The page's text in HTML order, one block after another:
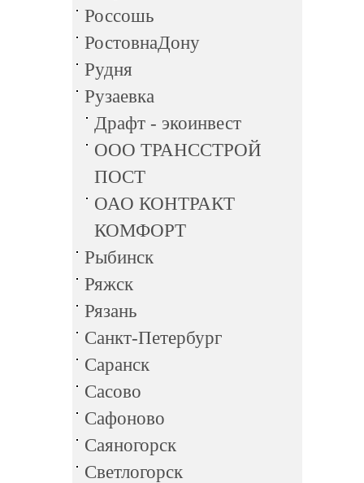
Россошь
РостовнаДону
Рудня
Рузаевка
Драфт - экоинвест
ООО ТРАНССТРОЙ
ПОСТ
ОАО КОНТРАКТ
КОМФОРТ
Рыбинск
Ряжск
Рязань
Санкт-Петербург
Саранск
Сасово
Сафоново
Саяногорск
Светлогорск